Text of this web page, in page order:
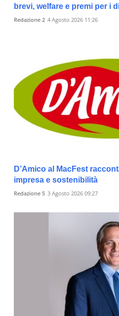
brevi, welfare e premi per i
Redazione 2 4 Agosto 2026 11:26
D’Amico al MacFest
impresa e sostenibilità
Redazione 5 3 Agosto 2026 09:27